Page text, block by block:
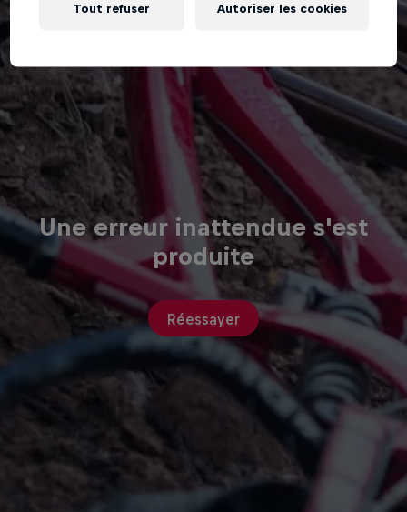
Une erreur inattendue s'est
produite
Réessayer
Tout refuser Autoriser les cookies